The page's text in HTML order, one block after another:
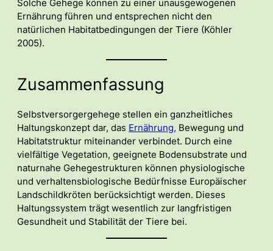
Solche Gehege können zu einer unausgewogenen
Ernährung führen und entsprechen nicht den
natürlichen Habitatbedingungen der Tiere (Köhler
2005).
Zusammenfassung
Selbstversorgergehege stellen ein ganzheitliches
Haltungskonzept dar, das Ernährung, Bewegung und
Habitatstruktur miteinander verbindet. Durch eine
vielfältige Vegetation, geeignete Bodensubstrate und
naturnahe Gehegestrukturen können physiologische
und verhaltensbiologische Bedürfnisse Europäischer
Landschildkröten berücksichtigt werden. Dieses
Haltungssystem trägt wesentlich zur langfristigen
Gesundheit und Stabilität der Tiere bei.